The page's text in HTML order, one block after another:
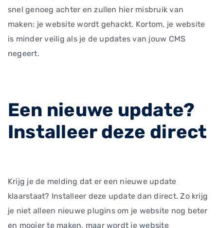
snel genoeg achter en zullen hier misbruik van
maken: je website wordt gehackt. Kortom, je website
is minder veilig als je de updates van jouw CMS
negeert.
Een nieuwe update?
Installeer deze direct
Krijg je de melding dat er een nieuwe update
klaarstaat? Installeer deze update dan direct. Zo krijg
je niet alleen nieuwe plugins om je website nog beter
en mooier te maken, maar wordt je website